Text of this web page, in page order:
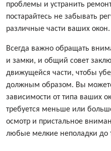
проблемы и устранить
постарайтесь не забывать
различные части ваших окон.
Всегда важно обращать
и замки, и общий совет
движущейся части, чтобы
должным образом. Вы
зависимости от типа ваших
требуется меньше или
осмотр и пристальное
любые мелкие неполадки до